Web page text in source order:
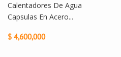
Calentadores De Agua
Capsulas En Acero...
$ 4,600,000